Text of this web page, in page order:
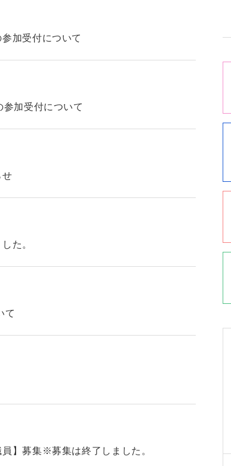
加受付について
加受付について
せ
た。
て
】募集※募集は終了しました。